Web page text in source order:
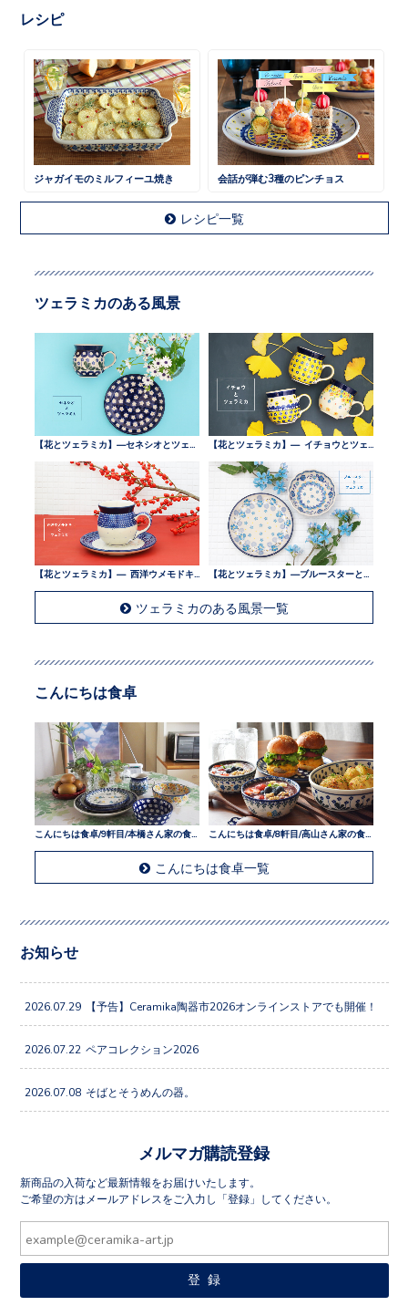
レシピ
ジャガイモのミルフィーユ焼き 会話が弾む3種のピンチョス
レシピ一覧
ツェラミカのある風景
ツェラミカのある風景一覧
こんにちは食卓
こんにちは食卓/9軒目/本橋さん家の食卓
こんにちは食卓一覧
お知らせ
2026.07.29 【予告】Ceramika陶器市2026オンラインストアでも開催！
2026.07.22 ペアコレクション2026
2026.07.08 そばとそうめんの器。
メルマガ購読登録
新商品の入荷など最新情報をお届けいたします。
ご希望の方はメールアドレスをご入力し「登録」してください。